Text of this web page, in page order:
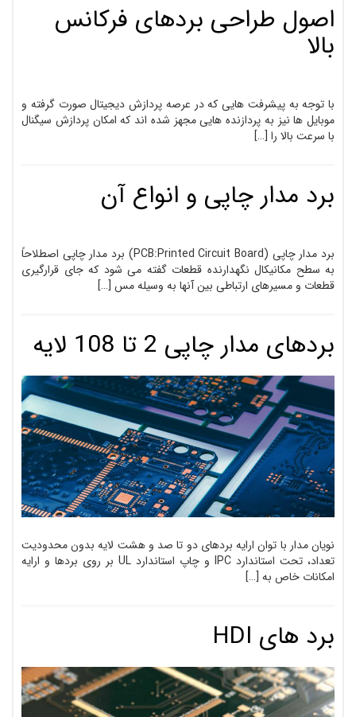
اصول طراحی بردهای فرکانس
بالا
با توجه به پیشرفت هایی که در عرصه پردازش دیجیتال صورت گرفته و
موبایل ها نیز به پردازنده هایی مجهز شده اند که امکان پردازش سیگنال
با سرعت بالا را […]
برد مدار چاپی و انواع آن
برد مدار چاپی (PCB:Printed Circuit Board) برد مدار چاپی اصطلاحاً
به سطح مکانیکال نگهدارنده قطعات گفته می­ شود که جای قرار­گیری
قطعات و مسیرهای ارتباطی بین آن­ها به وسیله مس […]
بردهای مدار چاپی 2 تا 108 لایه
نویان مدار با توان ارایه بردهای دو تا صد و هشت لایه بدون محدودیت
تعداد، تحت استاندارد IPC و چاپ استاندارد UL بر روی بردها و ارایه
امکانات خاص به […]
برد های HDI